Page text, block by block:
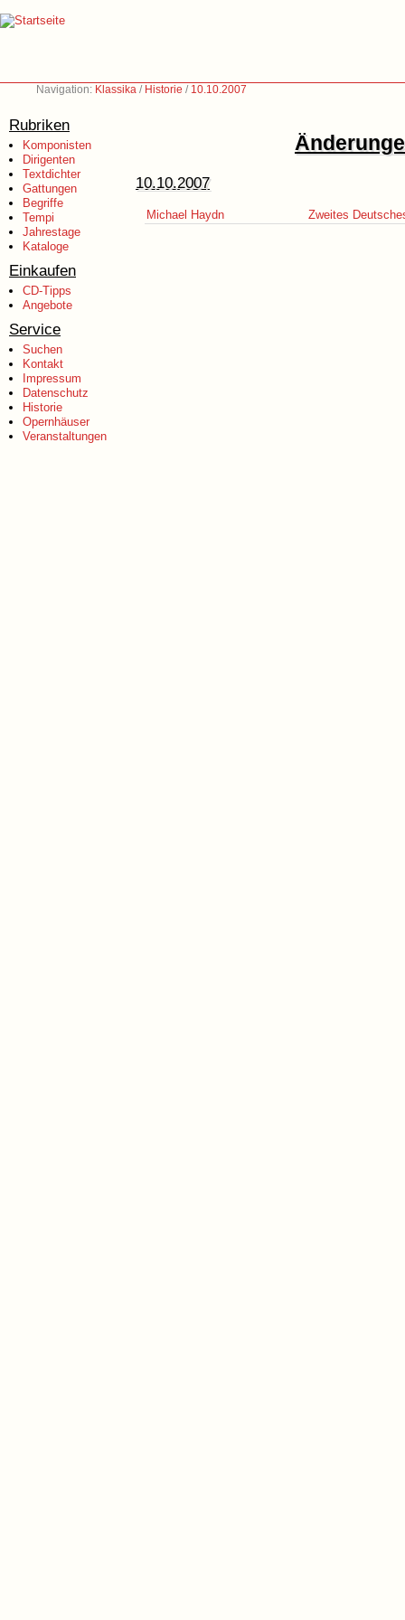
Navigation: Klassika / Historie / 10.10.2007
Rubriken
Komponisten
Dirigenten
Textdichter
Gattungen
Begriffe
Tempi
Jahrestage
Kataloge
Einkaufen
CD-Tipps
Angebote
Service
Suchen
Kontakt
Impressum
Datenschutz
Historie
Opernhäuser
Veranstaltungen
10.10.2007
Michael Haydn Zweites